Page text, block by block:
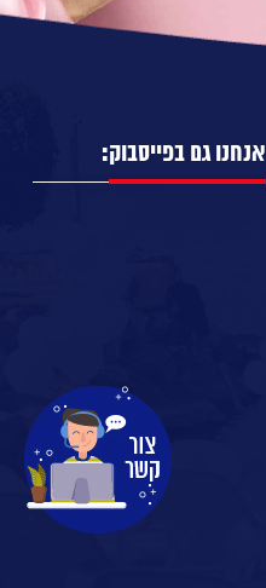
אנחנו גם בפייסבוק: